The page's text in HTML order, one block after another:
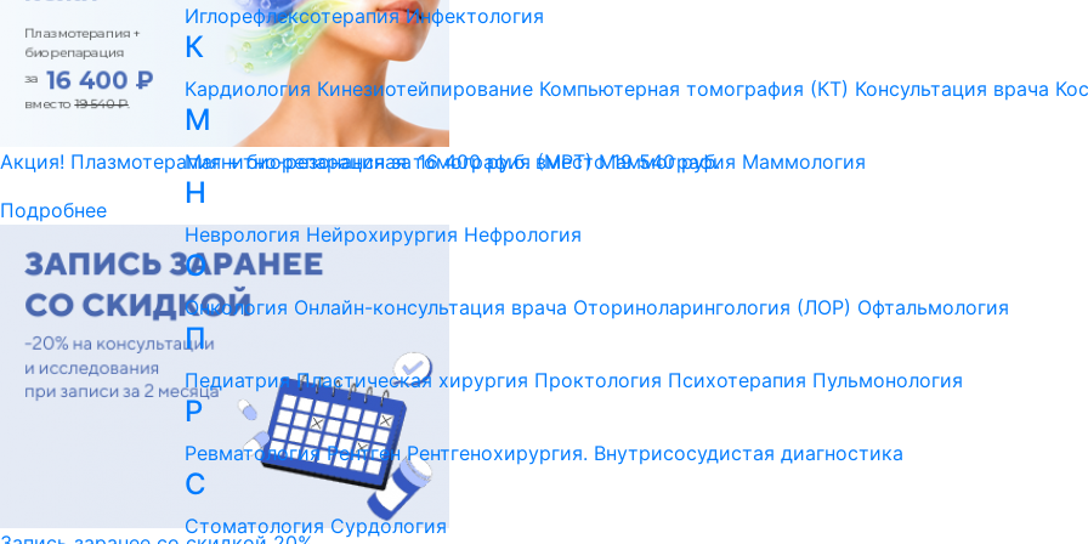
Акция! Плазмотерапия + биорепарация за 16 400 ру.б. вместо 19 540 руб.
Подробнее
Иглорефлексотерапия Инфектология
К
Кардиология Кинезиотейпирование Компьютерная томография (КТ) Консультация врача
М
Магнитно-резонансная томография (МРТ) Маммография Маммология
Н
Неврология Нейрохирургия Нефрология
О
Онкология Онлайн-консультация врача Оториноларингология (ЛОР) Офтальмология
П
Педиатрия Пластическая хирургия Проктология Психотерапия Пульмонология
Р
Ревматология Рентген Рентгенохирургия. Внутрисосудистая диагностика
С
Стоматология Сурдология